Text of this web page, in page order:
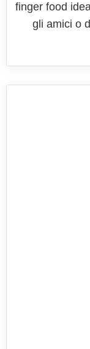
finger food
gli amici o
preparazione
in questo